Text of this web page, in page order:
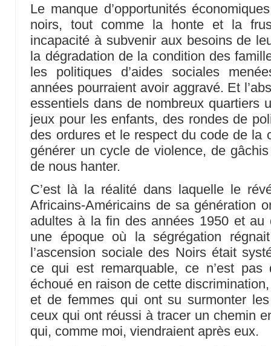
Le manque d’opportunités
noirs, tout comme la honte et la
incapacité à subvenir aux besoins de
la dégradation de la condition des
les politiques d’aides sociales
années pourraient avoir aggravé. Et
essentiels dans de nombreux quartiers
jeux pour les enfants, des rondes de
des ordures et le respect du code de la
générer un cycle de violence, de
de nous hanter.
C’est là la réalité dans laquelle le
Africains-Américains de sa génération
adultes à la fin des années 1950 et au
une époque où la ségrégation
l’ascension sociale des Noirs était
ce qui est remarquable, ce n’est pas
échoué en raison de cette
et de femmes qui ont su surmonter
ceux qui ont réussi à tracer un chemin
qui, comme moi, viendraient après eux.